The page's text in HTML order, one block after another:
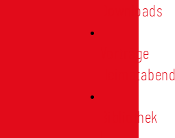
Downloads
Vorträge
Heimatabend
Bibliothek